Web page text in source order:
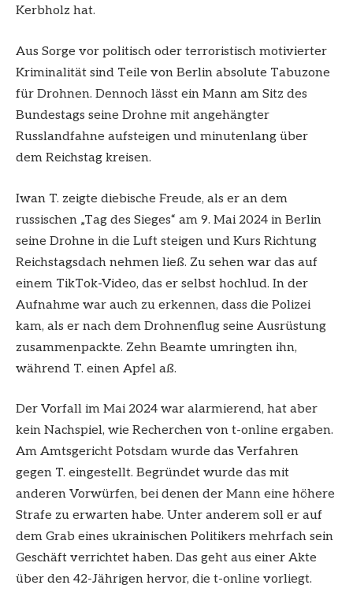
Kerbholz hat.
Aus Sorge vor politisch oder terroristisch motivierter
Kriminalität sind Teile von Berlin absolute Tabuzone
für Drohnen. Dennoch lässt ein Mann am Sitz des
Bundestags seine Drohne mit angehängter
Russlandfahne aufsteigen und minutenlang über
dem Reichstag kreisen.
Iwan T. zeigte diebische Freude, als er an dem
russischen „Tag des Sieges“ am 9. Mai 2024 in Berlin
seine Drohne in die Luft steigen und Kurs Richtung
Reichstagsdach nehmen ließ. Zu sehen war das auf
einem TikTok-Video, das er selbst hochlud. In der
Aufnahme war auch zu erkennen, dass die Polizei
kam, als er nach dem Drohnenflug seine Ausrüstung
zusammenpackte. Zehn Beamte umringten ihn,
während T. einen Apfel aß.
Der Vorfall im Mai 2024 war alarmierend, hat aber
kein Nachspiel, wie Recherchen von t-online ergaben.
Am Amtsgericht Potsdam wurde das Verfahren
gegen T. eingestellt. Begründet wurde das mit
anderen Vorwürfen, bei denen der Mann eine höhere
Strafe zu erwarten habe. Unter anderem soll er auf
dem Grab eines ukrainischen Politikers mehrfach sein
Geschäft verrichtet haben. Das geht aus einer Akte
über den 42-Jährigen hervor, die t-online vorliegt.